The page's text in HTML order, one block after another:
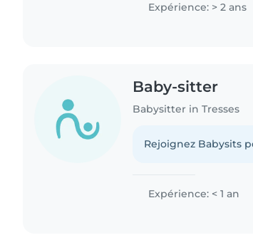
Expérience: > 2 ans
Baby-sitter
Babysitter in Tresses
Rejoignez Babysits
Expérience: < 1 an